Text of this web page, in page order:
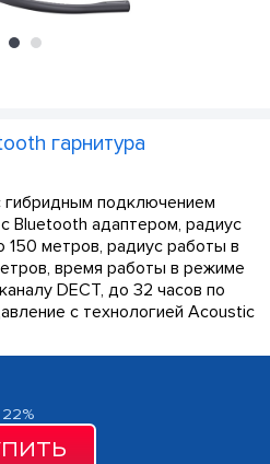
гарнитура
гибридным подключением
Bluetooth адаптером, радиус
метров, радиус работы в
время работы в режиме
DECT, до 32 часов по
с технологией Acoustic